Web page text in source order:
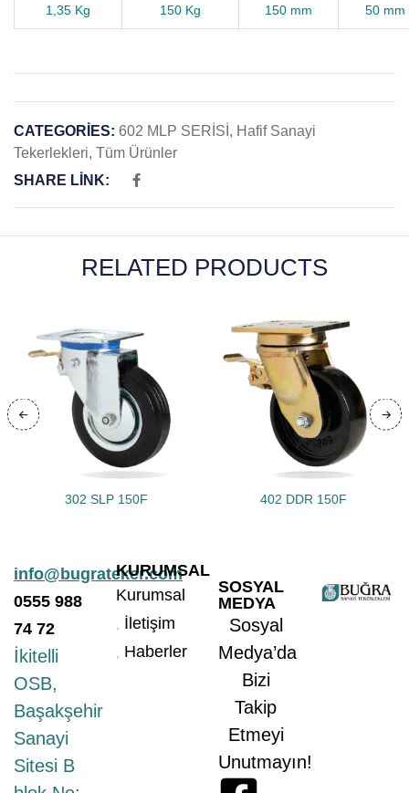
1,35 Kg 150 Kg 150 mm 50 mm
CATEGORIES: 602 MLP SERİSİ , Hafif Sanayi
Tekerlekleri, Tüm Ürünler
SHARE LINK:
RELATED PRODUCTS
302 SLP 150F 402 DDR 150F
info@bugrateker.com
0555 988
74 72
İkitelli
OSB,
Başakşehir
Sanayi
Sitesi B
KURUMSAL
Kurumsal
İletişim
Haberler
SOSYAL
MEDYA
Sosyal
Medya’da
Bizi
Takip
Etmeyi
Unutmayın!